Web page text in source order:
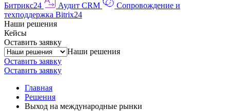
Битрикс24
Аудит CRM
Сопровождение и
техподдержка Bitrix24
Наши решения
Кейсы
Оставить заявку
Наши решения
Оставить заявку
Оставить заявку
Главная
Решения
Выход на международные рынки